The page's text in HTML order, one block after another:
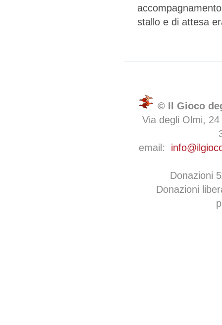
stallo e di attesa
© Il Gioco
Via degli Olmi,
email:
Donazioni
Donazioni